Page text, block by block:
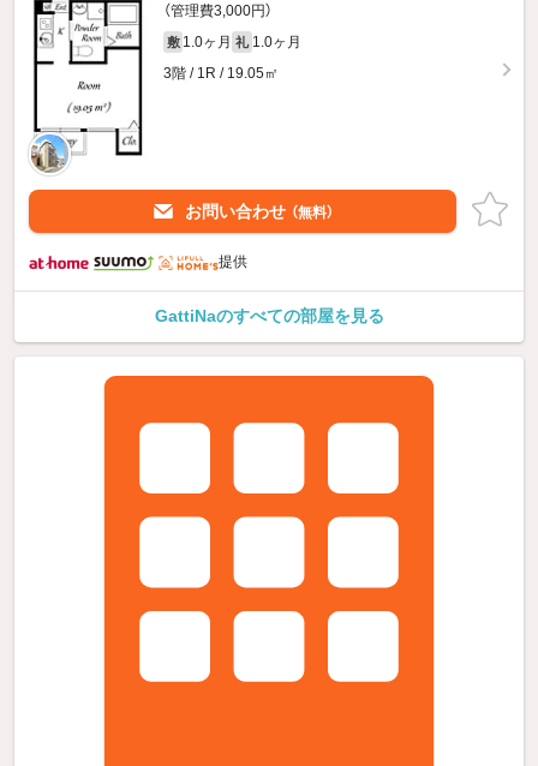
（管理費3,000円）
敷 1.0ヶ月 礼 1.0ヶ月
3階 / 1R / 19.05㎡
お問い合わせ （無料）
提供
GattiNaのすべての部屋を見る